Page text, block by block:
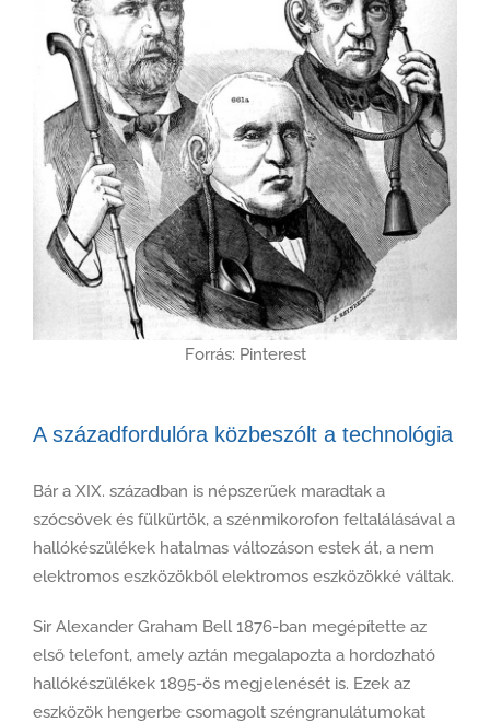
Forrás: Pinterest
A századfordulóra közbeszólt a technológia
Bár a XIX. században is népszerűek maradtak a
szócsövek és fülkürtök, a szénmikorofon feltalálásával a
hallókészülékek hatalmas változáson estek át, a nem
elektromos eszközökből elektromos eszközökké váltak.
Sir Alexander Graham Bell 1876-ban megépítette az
első telefont, amely aztán megalapozta a hordozható
hallókészülékek 1895-ös megjelenését is. Ezek az
eszközök hengerbe csomagolt széngranulátumokat